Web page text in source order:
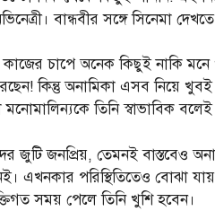
বান্ধবীর সঙ্গে সিনেমা
চাপে অনেক কিছুই নাকি মনে
কিন্তু অনামিকা এসব নিয়ে
তিনি স্বাভাবিক
জুটি জনপ্রিয়, তেমনই বাস্তবেও
এখনকার পরিস্থিতিতেও বোঝা
সময় পেলে তিনি খুশি হবেন।